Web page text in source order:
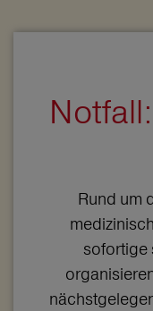
Rund um
sofortige